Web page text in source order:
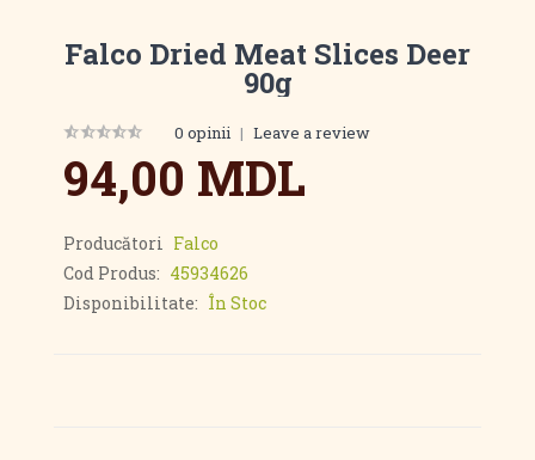
Falco Dried Meat Slices Deer
90g
0 opinii | Leave a review
94,00 MDL
Producători Falco
Cod Produs: 45934626
Disponibilitate: În Stoc